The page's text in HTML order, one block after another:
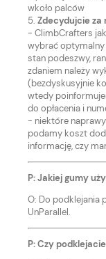
wkoło palców
5. Zdecydujcie za
- ClimbCrafters
wybrać optymalny
stan podeszwy,
zdaniem należy
(bezdyskusyjnie
wtedy
do opłacenia i
- niektóre
podamy koszt
informację, czy
P: Jakiej gumy
O: Do podklejania
UnParallel.
P: Czy